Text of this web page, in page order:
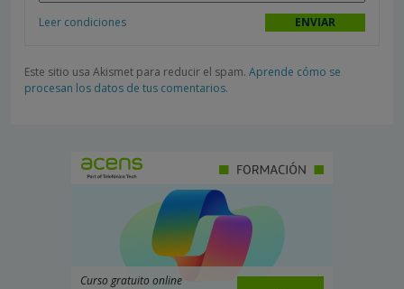
Leer condiciones
Este sitio usa Akismet para reducir el spam. Aprende cómo se
procesan los datos de tus comentarios.
Curso gratuito online